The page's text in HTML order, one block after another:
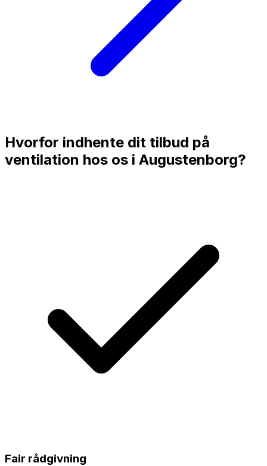
Hvorfor indhente dit tilbud på
ventilation hos os i Augustenborg?
Fair rådgivning